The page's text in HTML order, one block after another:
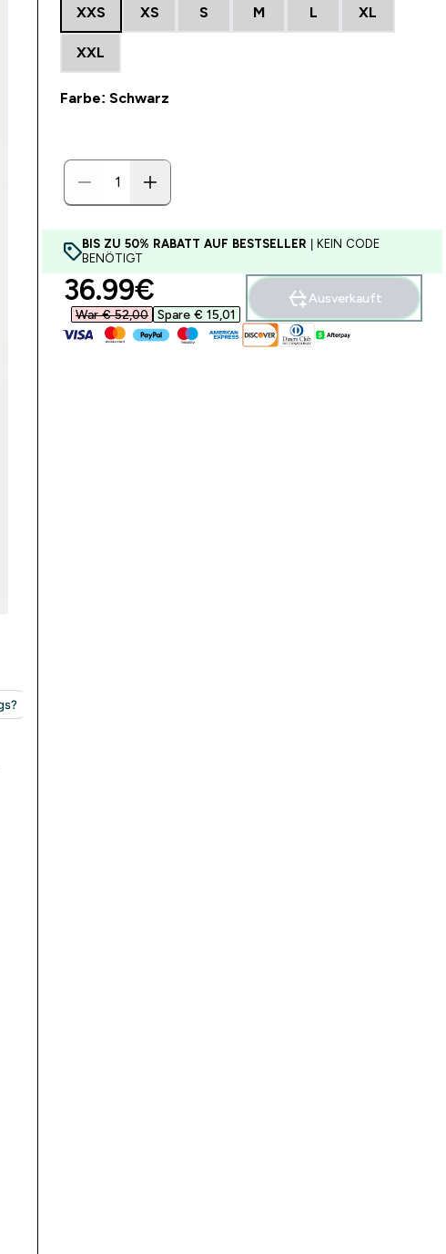
XXS XS S M L XL
XXL
Farbe: Schwarz
BIS ZU 50% RABATT AUF BESTSELLER | KEIN CODE
BENÖTIGT
discounted price
36.99€‎
War € 52,00‎ Spare € 15,01‎
Ausverkauft